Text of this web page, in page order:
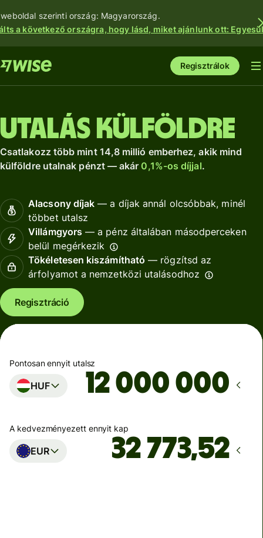
szerinti ország: Magyarország.
a következő országra, hogy lásd, miket ajánlunk ott:
Regisztrálok
Utalás külföldre
Csatlakozz több mint 14,8 millió emberhez, akik mind
külföldre utalnak pénzt — akár 0,1%-os díjjal.
Alacsony díjak — a díjak annál olcsóbbak, minél
többet utalsz
Villámgyors — a pénz általában másodperceken
belül megérkezik
Tökéletesen kiszámítható — rögzítsd az
árfolyamot a nemzetközi utalásodhoz
Regisztráció
Pontosan ennyit utalsz
HUF
A kedvezményezett ennyit kap
EUR